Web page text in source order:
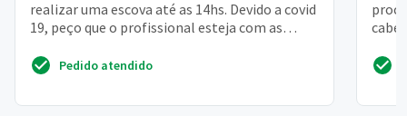
realizar uma escova até as 14hs. Devido a covid
19, peço que o profissional esteja com as
Pedido atendido